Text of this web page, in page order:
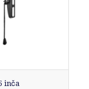
inča